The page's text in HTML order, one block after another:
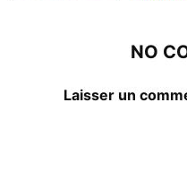
NO
Laisser un